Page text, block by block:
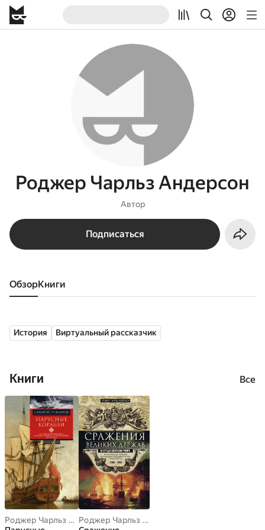
Роджер Чарльз Андерсон
Автор
Подписаться
Обзор книги
История Виртуальный рассказчик
Книги Все
Роджер Чарльз Андерсон , Ромола Андерсон
Роджер Чарльз Андерсон